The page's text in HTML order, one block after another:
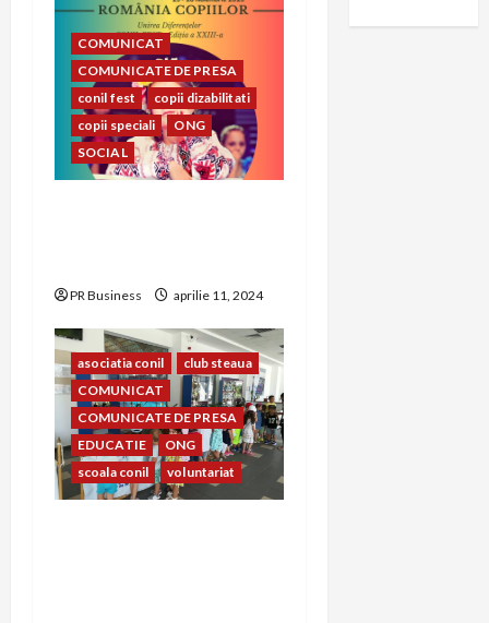
COMUNICAT
COMUNICATE DE PRESA
conil fest
copii dizabilitati
copii speciali
ONG
SOCIAL
PR Business aprilie 11, 2024
asociatia conil
club steaua
COMUNICAT
COMUNICATE DE PRESA
EDUCATIE
ONG
scoala conil
voluntariat